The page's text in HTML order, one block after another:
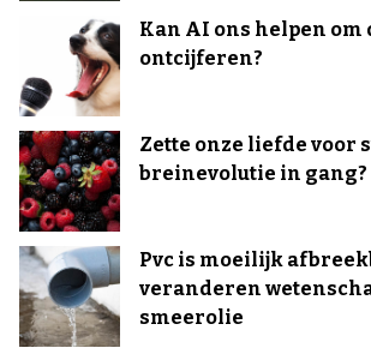
Kan AI ons helpen om
ontcijferen?
Zette onze liefde voor
breinevolutie in gang?
Pvc is moeilijk
veranderen
smeerolie